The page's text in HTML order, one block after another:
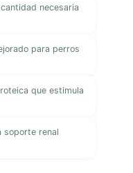
necesaria
para perros
que estimula
soporte renal